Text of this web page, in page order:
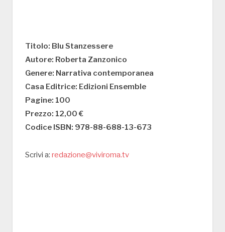
Titolo: Blu Stanzessere
Autore: Roberta Zanzonico
Genere: Narrativa contemporanea
Casa Editrice: Edizioni Ensemble
Pagine: 100
Prezzo: 12,00 €
Codice ISBN: 978-88-688-13-673
Scrivi a: redazione@viviroma.tv